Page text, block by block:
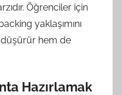
Öğrenciler için
yaklaşımını
hem de
Hazırlamak